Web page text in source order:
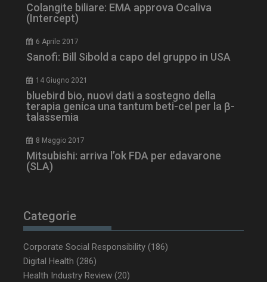
Colangite biliare: EMA approva Ocaliva
(Intercept)
6 Aprile 2017
Sanofi: Bill Sibold a capo del gruppo in USA
14 Giugno 2021
bluebird bio, nuovi dati a sostegno della
terapia genica una tantum beti-cel per la β-
talassemia
8 Maggio 2017
Mitsubishi: arriva l’ok FDA per edavarone
(SLA)
Categorie
Corporate Social Responsibility (186)
Digital Health (286)
Health Industry Review (20)
tracking-sites-
ironfish-session-id
www.dailyhealthindustry.it
settimane